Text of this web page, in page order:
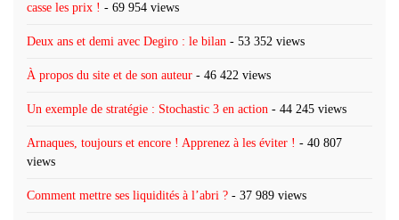
casse les prix ! - 69 954 views
Deux ans et demi avec Degiro : le bilan - 53 352 views
À propos du site et de son auteur - 46 422 views
Un exemple de stratégie : Stochastic 3 en action - 44 245 views
Arnaques, toujours et encore ! Apprenez à les éviter ! - 40 807
views
Comment mettre ses liquidités à l’abri ? - 37 989 views